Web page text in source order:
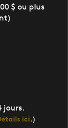
$ ou plus
jours.
ici.)